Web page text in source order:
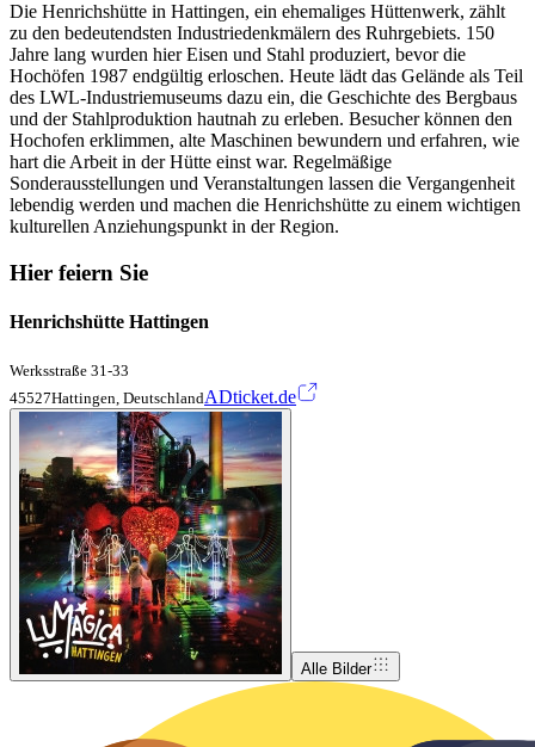
Die Henrichshütte in Hattingen, ein ehemaliges Hüttenwerk, zählt
zu den bedeutendsten Industriedenkmälern des Ruhrgebiets. 150
Jahre lang wurden hier Eisen und Stahl produziert, bevor die
Hochöfen 1987 endgültig erloschen. Heute lädt das Gelände als Teil
des LWL-Industriemuseums dazu ein, die Geschichte des Bergbaus
und der Stahlproduktion hautnah zu erleben. Besucher können den
Hochofen erklimmen, alte Maschinen bewundern und erfahren, wie
hart die Arbeit in der Hütte einst war. Regelmäßige
Sonderausstellungen und Veranstaltungen lassen die Vergangenheit
lebendig werden und machen die Henrichshütte zu einem wichtigen
kulturellen Anziehungspunkt in der Region.
Hier feiern Sie
Henrichshütte Hattingen
Werksstraße 31-33
45527Hattingen, DeutschlandADticket.de
Alle Bilder